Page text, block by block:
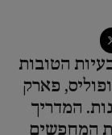
הטובות
פארק
המדריך
המחפשים